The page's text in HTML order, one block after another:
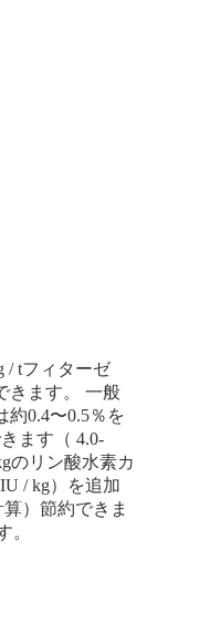
/ tフィターゼ
きます。 一般
0.4〜0.5％を
ます（ 4.0-
のリン酸水素カ
/ kg）を追加
）節約できま
。